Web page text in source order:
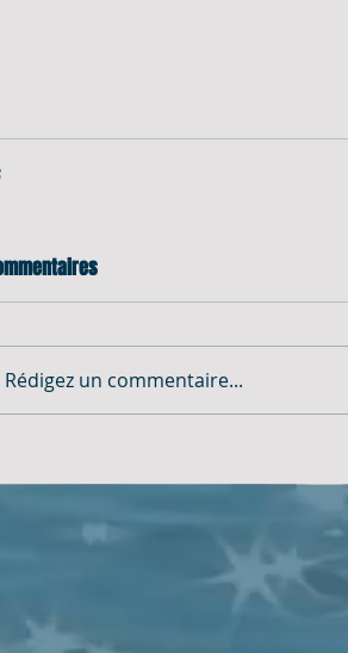
Rédigez un commentaire...